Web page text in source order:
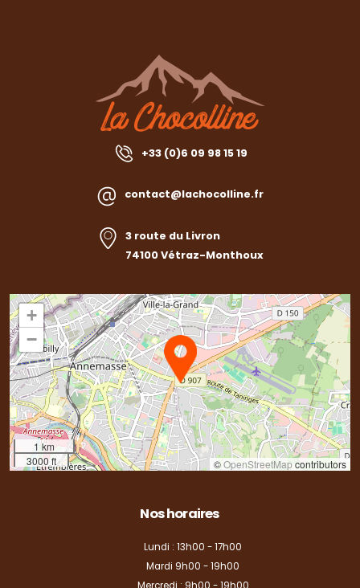
+33 (0)6 09 98 15 19
contact@lachocolline.fr
3 route du Livron
74100 Vétraz-Monthoux
+
−
1 km
3000 ft
©OpenStreetMapcontributors
Nos horaires
Lundi : 13h00 - 17h00
Mardi 9h00 - 19h00
Mercredi : 9h00 - 19h00